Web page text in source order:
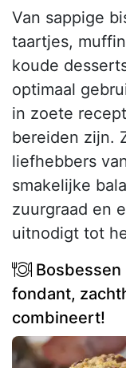
Van sappige
taartjes,
koude
optimaal
in zoete
bereiden zijn.
liefhebbers
smakelijke
zuurgraad en
uitnodigt tot
fondant,
combineert!